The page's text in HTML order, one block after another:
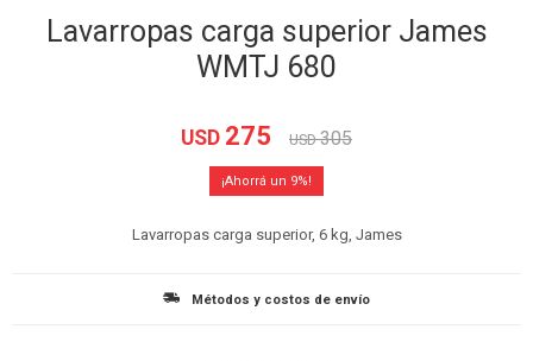
Lavarropas carga superior James
WMTJ 680
USD 275 USD 305
9
Lavarropas carga superior, 6 kg, James
Métodos y costos de envío